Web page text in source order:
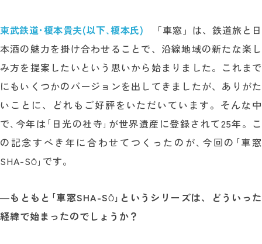
東武鉄道･榎本貴夫(以下､榎本氏) 「車窓」は、鉄道旅と日
本酒の魅力を掛け合わせることで、沿線地域の新たな楽し
み方を提案したいという思いから始まりました。これまで
にもいくつかのバージョンを出してきましたが、ありがた
いことに、どれもご好評をいただいています。そんな中
で､今年は｢日光の社寺｣が世界遺産に登録されて25年。こ
の記念すべき年に合わせてつくったのが､今回の｢車窓
SHA-SŌ ｣です。
―もともと｢車窓SHA-SŌ ｣というシリーズは、どういった
経緯で始まったのでしょうか？